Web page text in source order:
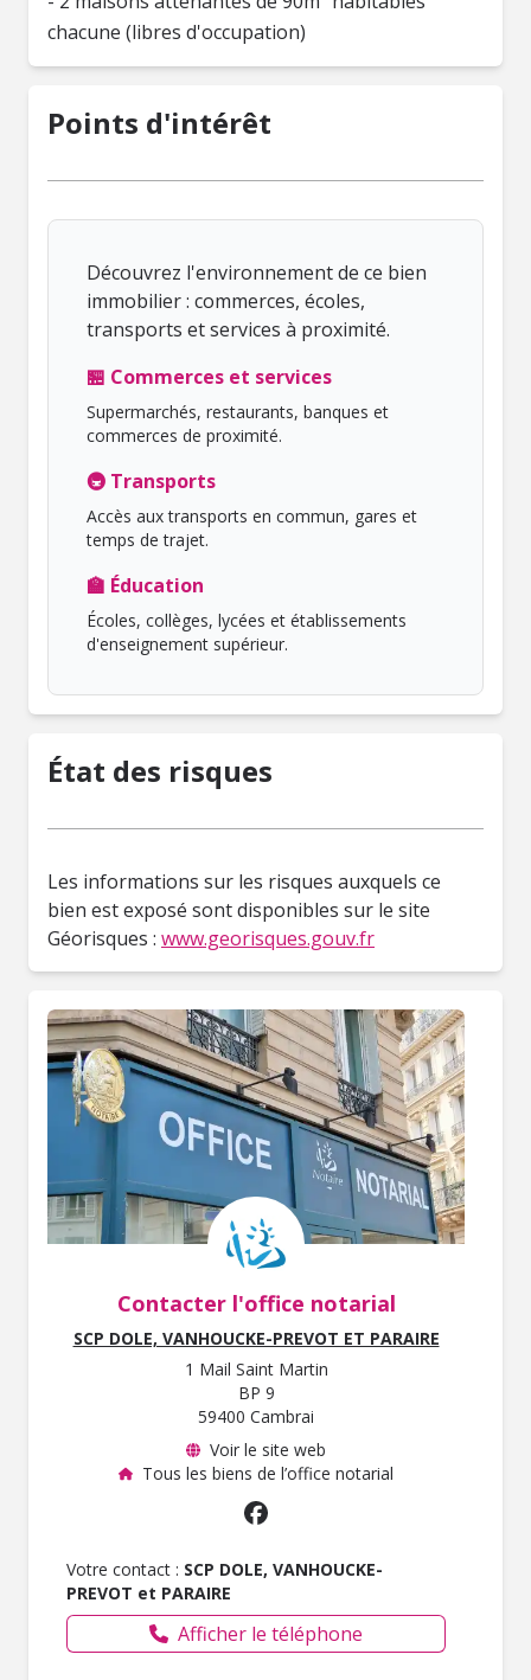
chacune (libres d'occupation)
Points d'intérêt
Découvrez l'environnement de ce bien
immobilier : commerces, écoles,
transports et services à proximité.
🏪 Commerces et services
Supermarchés, restaurants, banques et
commerces de proximité.
🚇 Transports
Accès aux transports en commun, gares et
temps de trajet.
🏫 Éducation
Écoles, collèges, lycées et établissements
d'enseignement supérieur.
État des risques
Les informations sur les risques auxquels ce
bien est exposé sont disponibles sur le site
Géorisques : www.georisques.gouv.fr
Contacter l'office notarial
SCP DOLE, VANHOUCKE-PREVOT ET PARAIRE
1 Mail Saint Martin
BP 9
59400 Cambrai
Voir le site web
Tous les biens de l’office notarial
Votre contact : SCP DOLE, VANHOUCKE-
PREVOT et PARAIRE
Afficher le téléphone